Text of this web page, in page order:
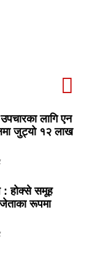
लागि एन
जुट्यो १२ लाख
: होक्से समूह
रूपमा